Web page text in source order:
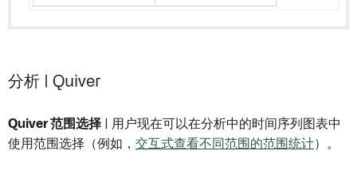
分析 | Quiver
Quiver 范围选择 | 用户现在可以在分析中的时间序列图表中
使用范围选择（例如， 交互式查看不同范围的范围统计）。